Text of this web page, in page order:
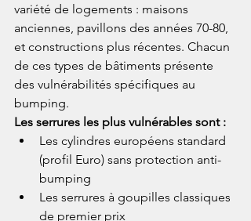
variété de logements : maisons
anciennes, pavillons des années 70-80,
et constructions plus récentes. Chacun
de ces types de bâtiments présente
des vulnérabilités spécifiques au
bumping.
Les serrures les plus vulnérables sont :
Les cylindres européens standard
(profil Euro) sans protection anti-
bumping
Les serrures à goupilles classiques
de premier prix